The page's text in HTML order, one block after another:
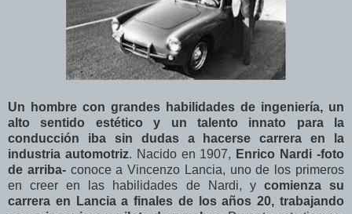
Un hombre con grandes habilidades de ingeniería, un
alto sentido estético y un talento innato para la
conducción iba sin dudas a hacerse carrera en la
industria automotriz. Nacido en 1907, Enrico Nardi -foto
de arriba-conoce a Vincenzo Lancia, uno de los primeros
en creer en las habilidades de Nardi, y comienza su
carrera en Lancia a finales de los años 20, trabajando